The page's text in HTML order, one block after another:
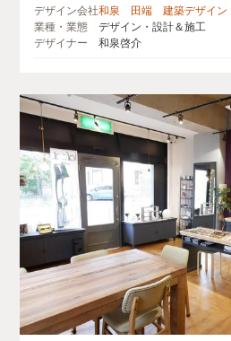
デザイン会社和泉 田端 建築デザイン
業種・業態
デザイン・設計＆施工
デザイナー
和泉啓介